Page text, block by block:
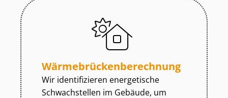
Wär­me­brü­cken­be­rech­nung
Wir identifizieren energetische
Schwachstellen im Gebäude, um